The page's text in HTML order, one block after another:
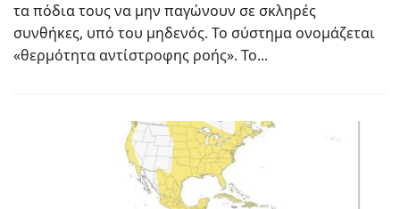
τα πόδια τους να μην παγώνουν σε σκληρές
συνθήκες, υπό του μηδενός. Το σύστημα ονομάζεται
«θερμότητα αντίστροφης ροής». Το...